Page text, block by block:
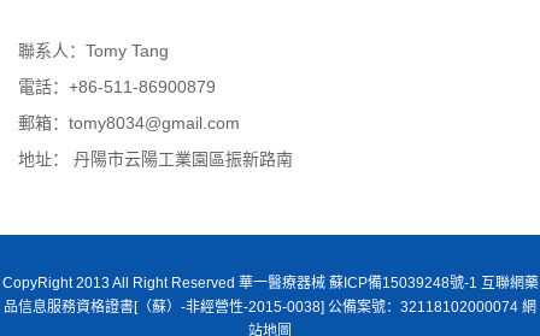
聯系人：Tomy Tang
電話：+86-511-86900879
郵箱：tomy8034@gmail.com
地址： 丹陽市云陽工業園區振新路南
CopyRight 2013 All Right Reserved 華一醫療器械 蘇ICP備15039248號-1 互聯網藥
品信息服務資格證書[（蘇）-非經營性-2015-0038] 公備案號：32118102000074 網
站地圖